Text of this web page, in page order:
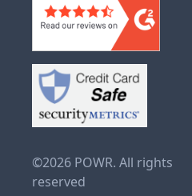
©2026 POWR. All rights
reserved